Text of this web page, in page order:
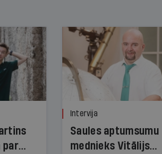
par
Intervija
Saules aptumsumu
mednieks Vitālijs